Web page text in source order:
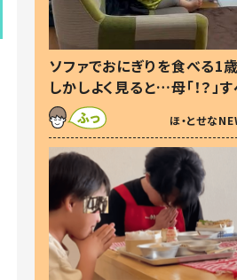
ソファでおにぎりを食べる1
しかしよく見ると…母「！？」
察した母の投稿に「可愛いか
す！」「現行犯〜」
ほ・とせな